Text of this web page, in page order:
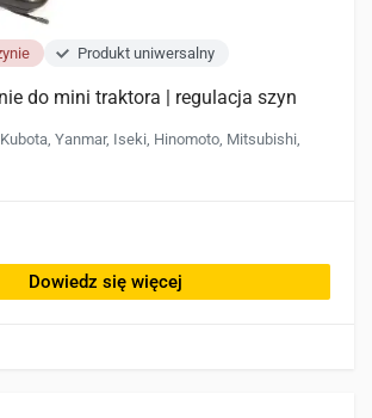
Produkt uniwersalny
do mini traktora | regulacja szyn
Yanmar, Iseki, Hinomoto, Mitsubishi,
Dowiedz się więcej